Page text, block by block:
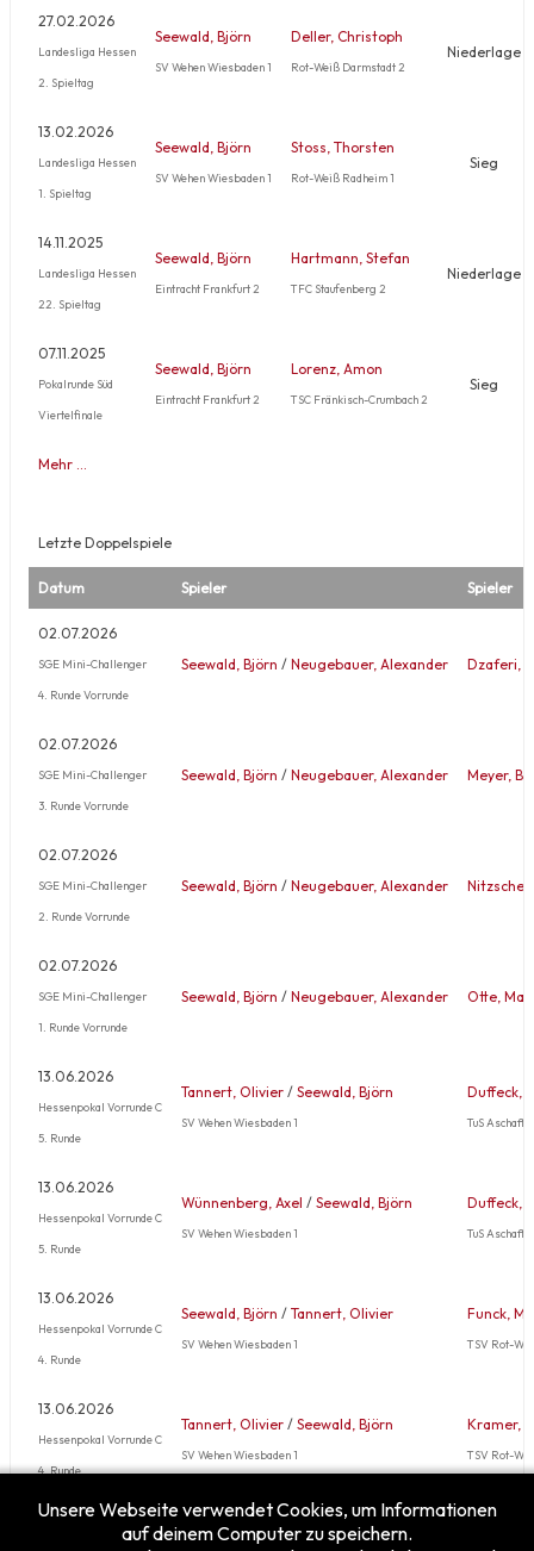
27.02.2026
Landesliga Hessen
2. Spieltag
Seewald, Björn
SV Wehen Wiesbaden 1
Deller, Christoph
Rot-Weiß Darmstadt 2
Niederlage
13.02.2026
Landesliga Hessen
1. Spieltag
Seewald, Björn
SV Wehen Wiesbaden 1
Stoss, Thorsten
Rot-Weiß Radheim 1
Sieg
14.11.2025
Landesliga Hessen
22. Spieltag
Seewald, Björn
Eintracht Frankfurt 2
Hartmann, Stefan
TFC Staufenberg 2
Niederlage
07.11.2025
Pokalrunde Süd
Viertelfinale
Seewald, Björn
Eintracht Frankfurt 2
Lorenz, Amon
TSC Fränkisch-Crumbach 2
Sieg
Mehr …
Letzte Doppelspiele
Datum Spieler Spieler
02.07.2026
SGE Mini-Challenger
4. Runde Vorrunde
Seewald, Björn / Neugebauer, Alexander Dzaferi,
02.07.2026
SGE Mini-Challenger
3. Runde Vorrunde
Seewald, Björn / Neugebauer, Alexander Meyer,
02.07.2026
SGE Mini-Challenger
2. Runde Vorrunde
Seewald, Björn / Neugebauer, Alexander Nitzsche,
02.07.2026
SGE Mini-Challenger
1. Runde Vorrunde
Seewald, Björn / Neugebauer, Alexander Otte,
13.06.2026
Hessenpokal Vorrunde C
5. Runde
Tannert, Olivier / Seewald, Björn
SV Wehen Wiesbaden 1
Duffeck,
TuS
13.06.2026
Hessenpokal Vorrunde C
5. Runde
Wünnenberg, Axel / Seewald, Björn
SV Wehen Wiesbaden 1
Duffeck,
TuS
13.06.2026
Hessenpokal Vorrunde C
4. Runde
Seewald, Björn / Tannert, Olivier
SV Wehen Wiesbaden 1
Funck,
TSV Rot-
13.06.2026
Hessenpokal Vorrunde C
4. Runde
Tannert, Olivier / Seewald, Björn
SV Wehen Wiesbaden 1
Kramer,
TSV Rot-
Mehr …
Unsere Webseite verwendet Cookies, um Informationen
auf deinem Computer zu speichern.